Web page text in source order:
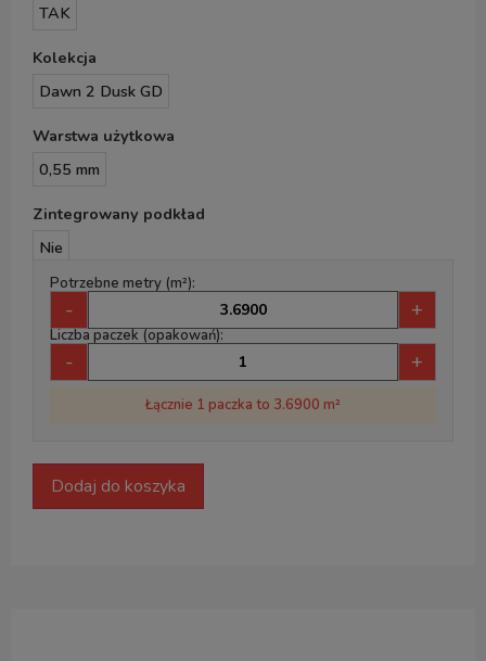
TAK
Kolekcja
Dawn 2 Dusk GD
Warstwa użytkowa
0,55 mm
Zintegrowany podkład
Nie
Potrzebne metry (m²):
- +
Liczba paczek (opakowań):
- +
Łącznie 1 paczka to 3.6900 m²
Dodaj do koszyka